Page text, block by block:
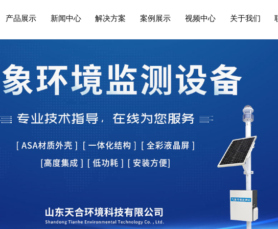
产品展示 新闻中心 解决方案 案例展示 视频中心 关于我们